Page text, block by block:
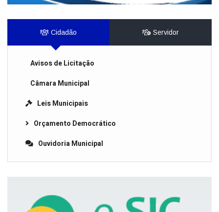
Cidadão Servidor
Avisos de Licitação
Câmara Municipal
Leis Municipais
Orçamento Democrático
Ouvidoria Municipal